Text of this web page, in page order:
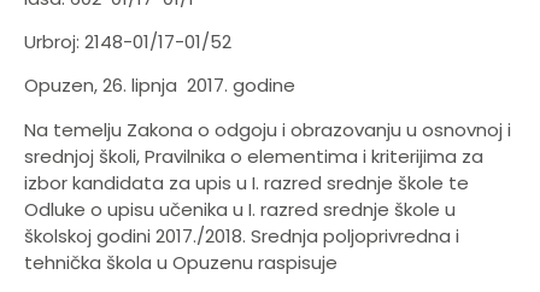
Urbroj: 2148-01/17-01/52
Opuzen, 26. lipnja 2017. godine
Na temelju Zakona o odgoju i obrazovanju u osnovnoj i
srednjoj školi, Pravilnika o elementima i kriterijima za
izbor kandidata za upis u I. razred srednje škole te
Odluke o upisu učenika u I. razred srednje škole u
školskoj godini 2017./2018. Srednja poljoprivredna i
tehnička škola u Opuzenu raspisuje